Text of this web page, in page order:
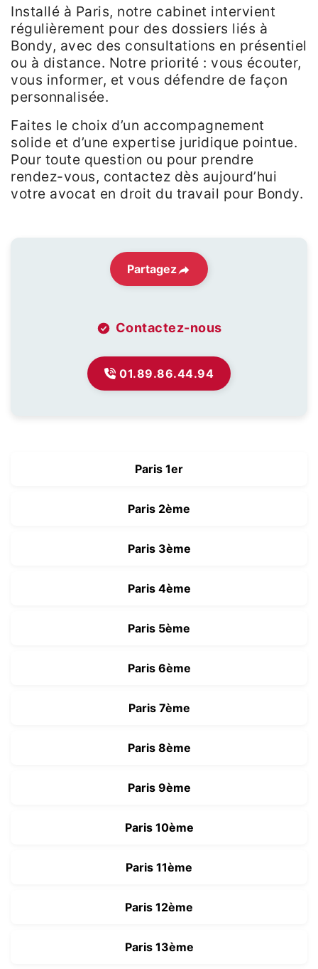
Installé à Paris, notre cabinet intervient
régulièrement pour des dossiers liés à
Bondy, avec des consultations en présentiel
ou à distance. Notre priorité : vous écouter,
vous informer, et vous défendre de façon
personnalisée.
Faites le choix d’un accompagnement
solide et d’une expertise juridique pointue.
Pour toute question ou pour prendre
rendez-vous, contactez dès aujourd’hui
votre avocat en droit du travail pour Bondy.
Partagez
Contactez-nous
01.89.86.44.94
Paris 1er
Paris 2ème
Paris 3ème
Paris 4ème
Paris 5ème
Paris 6ème
Paris 7ème
Paris 8ème
Paris 9ème
Paris 10ème
Paris 11ème
Paris 12ème
Paris 13ème